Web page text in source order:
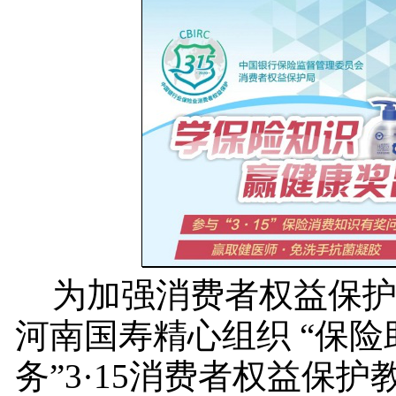
为加强消费者权益保
河南国寿精心组织 “保险
务”3·15消费者权益保护